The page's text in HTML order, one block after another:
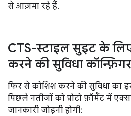
से आज़मा रहे हैं.
CTS-स्टाइल सुइट के
करने की सुविधा
फिर से कोशिश करने की सुविधा का
पिछले नतीजों को प्रोटो फ़ॉर्मैट में
जानकारी जोड़नी होगी: